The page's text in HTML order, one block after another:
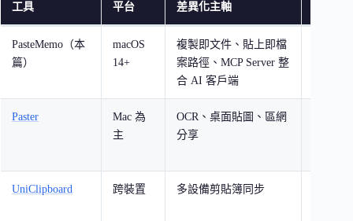
工具 平台 差異化主軸
PasteMemo（本
篇）
macOS
14+
複製即文件、貼上即檔
案路徑、MCP Server 整
合 AI 客戶端
Paster
Mac 為
主
OCR、桌面貼圖、區網
分享
UniClipboard 跨裝置 多設備剪貼簿同步